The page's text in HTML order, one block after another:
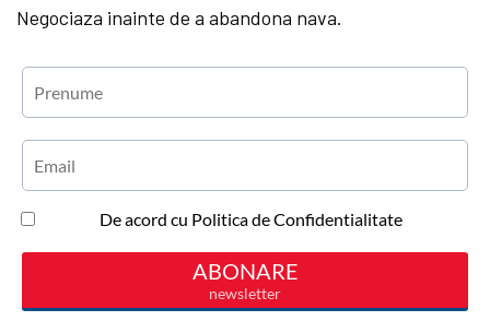
Negociaza inainte de a abandona nava.